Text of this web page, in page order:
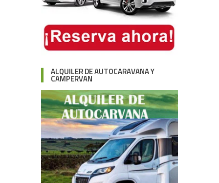
ALQUILER DE AUTOCARAVANA Y
CAMPERVAN